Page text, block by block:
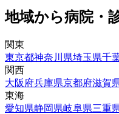
地域から病院・
関東
東京都神奈川県埼玉県千
関西
大阪府兵庫県京都府滋賀
東海
愛知県静岡県岐阜県三重